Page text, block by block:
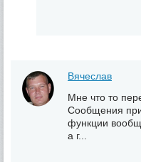
Вячеслав
Мне что то
Сообщения
функции
а г...